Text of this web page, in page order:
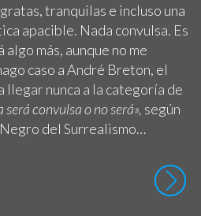
tranquilas e incluso una
apacible. Nada convulsa. Es
más, aunque no me
caso a André Breton, el
llegar nunca a la categoría de
será convulsa o no será», según
del Surrealismo…